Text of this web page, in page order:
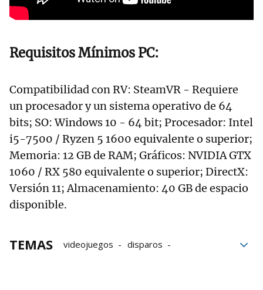
Requisitos Mínimos PC:
Compatibilidad con RV: SteamVR - Requiere
un procesador y un sistema operativo de 64
bits; SO: Windows 10 - 64 bit; Procesador: Intel
i5-7500 / Ryzen 5 1600 equivalente o superior;
Memoria: 12 GB de RAM; Gráficos: NVIDIA GTX
1060 / RX 580 equivalente o superior; DirectX:
Versión 11; Almacenamiento: 40 GB de espacio
disponible.
TEMAS videojuegos
disparos